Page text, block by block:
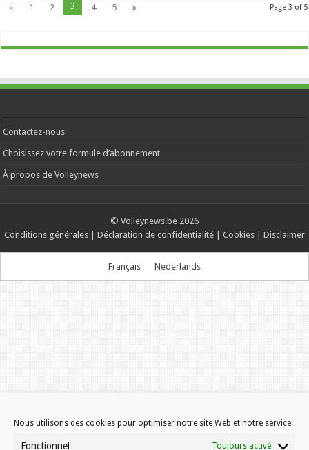
Nous utilisons des cookies pour optimiser notre site Web et notre service.
Fonctionnel Toujours activé
Page 3 of 5
« 1 2 3 4 5 »
Contactez-nous
Choisissez votre formule d’abonnement
À propos de Volleynews
© Volleynews.be 2026
Conditions générales
Déclaration de confidentialité Cookies Disclaimer
Français Nederlands